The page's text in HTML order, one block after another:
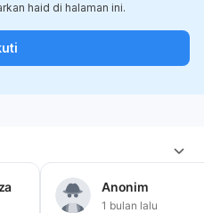
haid di halaman ini.
Anonim
1 bulan lalu